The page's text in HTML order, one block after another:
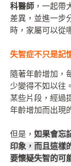
科醫師 ，一起帶
差異，並進一步
時，家屬可以從
失智症不只是記
隨著年齡增加，
少變得不如以往
某些片段，經過
年齡增加而出現
但是， 如果會忘
印象，而且這樣
要懷疑失智的可